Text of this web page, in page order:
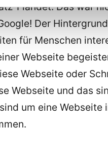
1 landet. Das war
Der
für Menschen
Webseite
Webseite oder
Webseite und das
um eine Webseite